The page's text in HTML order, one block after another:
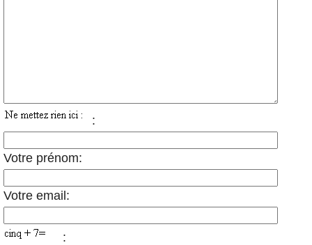
:
Votre prénom:
Votre email:
: